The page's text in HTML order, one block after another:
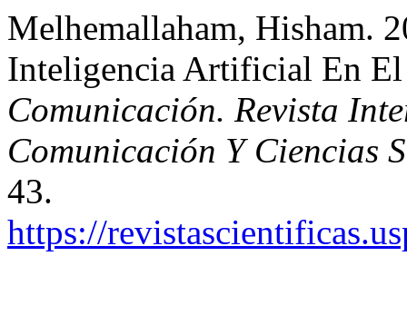
Melhemallaham, Hisham.
Inteligencia Artificial En
Comunicación. Revista
Comunicación Y Ciencias
43.
https://